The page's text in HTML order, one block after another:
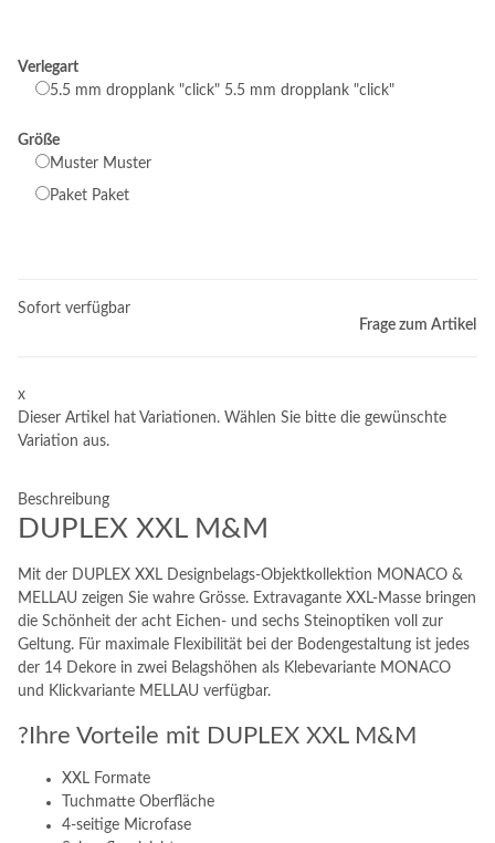
Verlegart
5.5 mm dropplank "click" 5.5 mm dropplank "click"
Größe
Muster Muster
Paket Paket
Sofort verfügbar
Frage zum Artikel
x
Dieser Artikel hat Variationen. Wählen Sie bitte die gewünschte
Variation aus.
Beschreibung
DUPLEX XXL M&M
Mit der DUPLEX XXL Designbelags-Objektkollektion MONACO &
MELLAU zeigen Sie wahre Grösse. Extravagante XXL-Masse bringen
die Schönheit der acht Eichen- und sechs Steinoptiken voll zur
Geltung. Für maximale Flexibilität bei der Bodengestaltung ist jedes
der 14 Dekore in zwei Belagshöhen als Klebevariante MONACO
und Klickvariante MELLAU verfügbar.
?Ihre Vorteile mit DUPLEX XXL M&M
XXL Formate
Tuchmatte Oberfläche
4-seitige Microfase